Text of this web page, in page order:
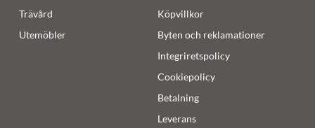
Trävård
Utemöbler
Köpvillkor
Byten och reklamationer
Integriretspolicy
Cookiepolicy
Betalning
Leverans